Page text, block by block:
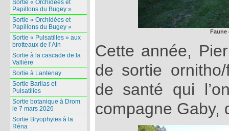
Cette année,
de sortie
de santé qui
compagne Gaby,
Sortie « Orchidées et
Papillons du Bugey »
Sortie « Orchidées et
Papillons du Bugey »
Sortie « Pulsatilles » aux
brotteaux de l’Ain
Sortie à la cascade de la
Vallière
Sortie à Lantenay
Sortie Barlias et
Pulsatilles
Sortie botanique à Drom
le 7 mars 2026
Sortie Bryophytes à la
Réna